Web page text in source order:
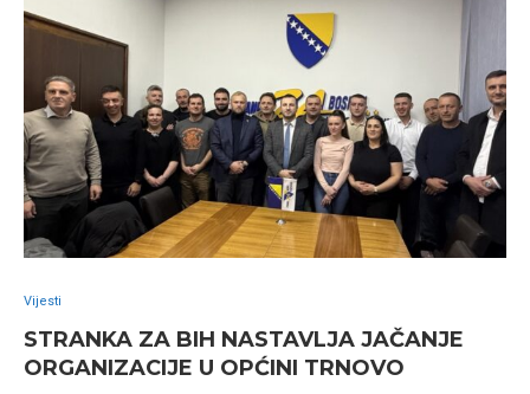
Vijesti
STRANKA ZA BIH NASTAVLJA JAČANJE
ORGANIZACIJE U OPĆINI TRNOVO